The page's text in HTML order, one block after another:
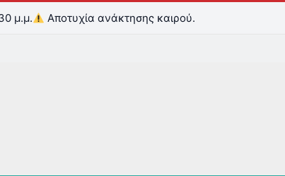
μ.μ. Αποτυχία ανάκτησης καιρού.